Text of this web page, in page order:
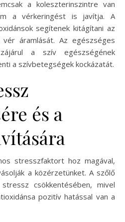
a koleszterinszintre van
a vérkeringést is javítja. A
segítenek kitágítani az
áramlását. Az egészséges
a szív egészségének
a szívbetegségek kockázatát.
és a
stresszfaktort hoz magával,
a közérzetünket. A szőlő
csökkentésében, mivel
pozitív hatással van a